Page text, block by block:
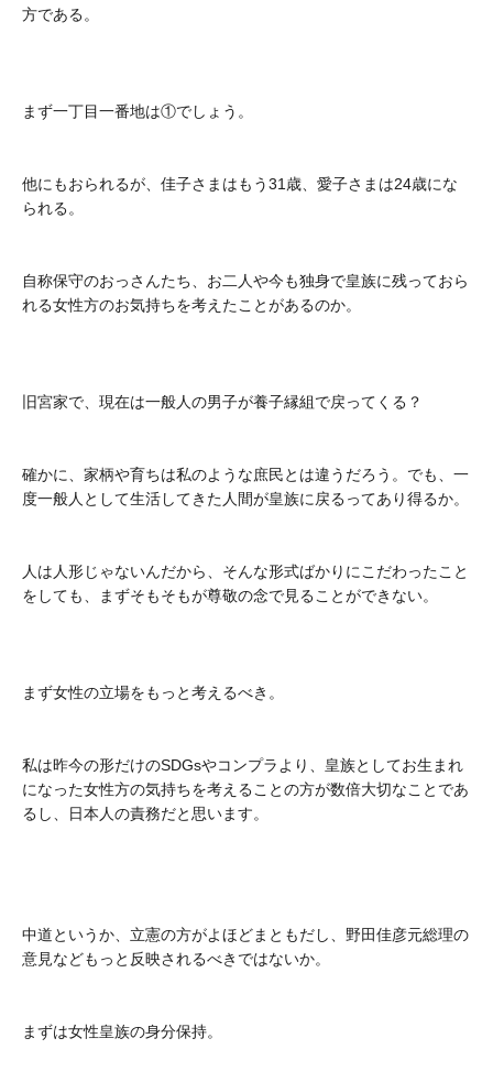
方である。
まず一丁目一番地は①でしょう。
他にもおられるが、佳子さまはもう31歳、愛子さまは24歳にな
られる。
自称保守のおっさんたち、お二人や今も独身で皇族に残っておら
れる女性方のお気持ちを考えたことがあるのか。
旧宮家で、現在は一般人の男子が養子縁組で戻ってくる？
確かに、家柄や育ちは私のような庶民とは違うだろう。でも、一
度一般人として生活してきた人間が皇族に戻るってあり得るか。
人は人形じゃないんだから、そんな形式ばかりにこだわったこと
をしても、まずそもそもが尊敬の念で見ることができない。
まず女性の立場をもっと考えるべき。
私は昨今の形だけのSDGsやコンプラより、皇族としてお生まれ
になった女性方の気持ちを考えることの方が数倍大切なことであ
るし、日本人の責務だと思います。
中道というか、立憲の方がよほどまともだし、野田佳彦元総理の
意見などもっと反映されるべきではないか。
まずは女性皇族の身分保持。